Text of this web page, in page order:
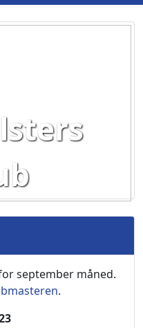
september måned.
.